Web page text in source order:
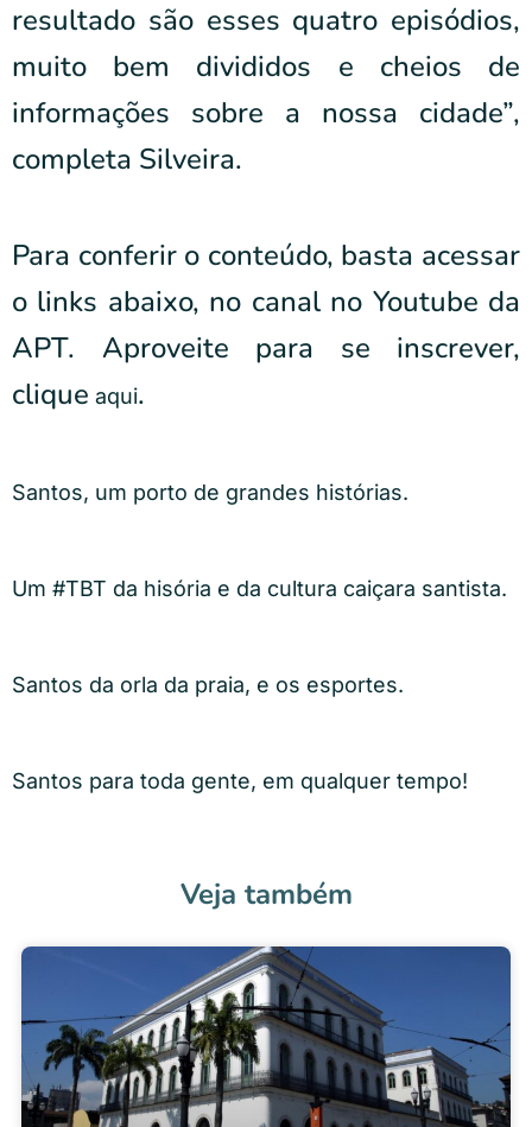
resultado são esses quatro episódios,
muito bem divididos e cheios de
informações sobre a nossa cidade”,
completa Silveira.
Para conferir o conteúdo, basta acessar
o links abaixo, no canal no Youtube da
APT. Aproveite para se inscrever,
clique aqui.
Santos, um porto de grandes histórias.
Um #TBT da hisória e da cultura caiçara santista.
Santos da orla da praia, e os esportes.
Santos para toda gente, em qualquer tempo!
Veja também